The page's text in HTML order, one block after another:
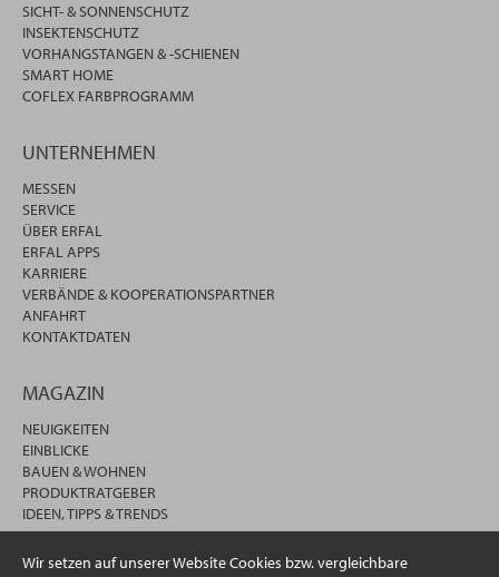
Wir setzen auf unserer Website Cookies bzw. vergleichbare
SICHT- & SONNENSCHUTZ
INSEKTENSCHUTZ
VORHANGSTANGEN & -SCHIENEN
SMART HOME
COFLEX FARBPROGRAMM
UNTERNEHMEN
MESSEN
SERVICE
ÜBER ERFAL
ERFAL APPS
KARRIERE
VERBÄNDE & KOOPERATIONSPARTNER
ANFAHRT
KONTAKTDATEN
MAGAZIN
NEUIGKEITEN
EINBLICKE
BAUEN & WOHNEN
PRODUKTRATGEBER
IDEEN, TIPPS & TRENDS